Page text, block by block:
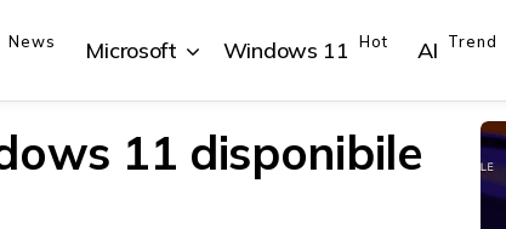
News Microsoft Windows 11 Hot AI Trend
11 disponibile